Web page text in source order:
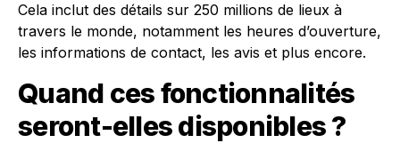
Cela inclut des détails sur 250 millions de lieux à
travers le monde, notamment les heures d’ouverture,
les informations de contact, les avis et plus encore.
Quand ces fonctionnalités
seront-elles disponibles ?